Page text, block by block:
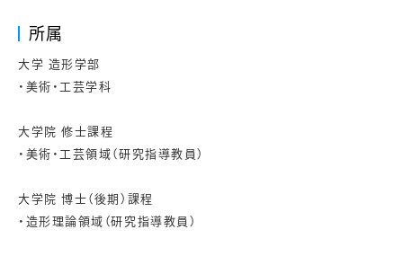
所属
大学 造形学部
・美術・工芸学科
大学院 修士課程
・美術・工芸領域（研究指導教員）
大学院 博士（後期）課程
・造形理論領域（研究指導教員）